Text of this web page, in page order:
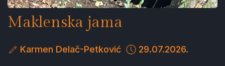
Maklenska jama
Karmen Delač-Petković 29.07.2026.